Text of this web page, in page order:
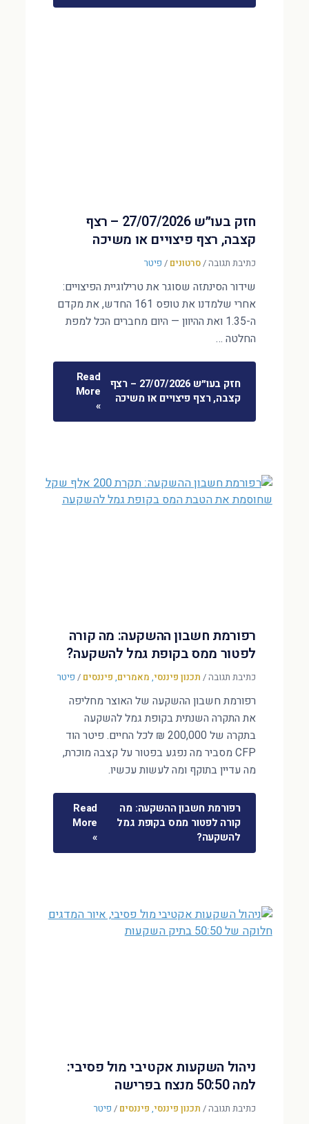
חזק בעו״ש 27/07/2026 – רצף
קצבה, רצף פיצויים או משיכה
כתיבת תגובה/סרטונים / פיטר
שידור הסינתזה שסוגר את טרילוגיית הפיצויים:
אחרי שלמדנו את טופס 161 החדש, את מקדם
ה-1.35 ואת ההיוון — היום מחברים הכל למפת
החלטה …
חזק בעו״ש 27/07/2026 – רצף
קצבה, רצף פיצויים או משיכה
Read
More
»
רפורמת חשבון ההשקעה: מה קורה
לפטור ממס בקופת גמל להשקעה?
כתיבת תגובה/ תכנון פיננסי, מאמרים, פיננסים / פיטר
רפורמת חשבון ההשקעה של האוצר מחליפה
את התקרה השנתית בקופת גמל להשקעה
בתקרה של 200,000 ₪ לכל החיים. פיטר הוד
CFP מסביר מה נפגע בפטור על קצבה מוכרת,
מה עדיין בתוקף ומה לעשות עכשיו.
רפורמת חשבון ההשקעה: מה
קורה לפטור ממס בקופת גמל
להשקעה?
Read
More
»
ניהול השקעות אקטיבי מול פסיבי:
למה 50:50 מנצח בפרישה
כתיבת תגובה/ תכנון פיננסי, פיננסים / פיטר